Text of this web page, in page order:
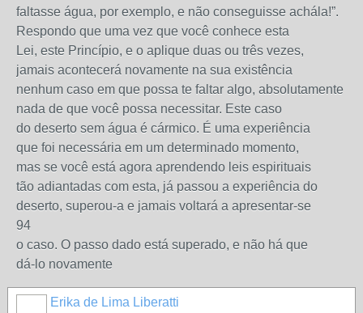
faltasse água, por exemplo, e não conseguisse achála!”.
Respondo que uma vez que você conhece esta
Lei, este Princípio, e o aplique duas ou três vezes,
jamais acontecerá novamente na sua existência
nenhum caso em que possa te faltar algo, absolutamente
nada de que você possa necessitar. Este caso
do deserto sem água é cármico. É uma experiência
que foi necessária em um determinado momento,
mas se você está agora aprendendo leis espirituais
tão adiantadas com esta, já passou a experiência do
deserto, superou-a e jamais voltará a apresentar-se
94
o caso. O passo dado está superado, e não há que
dá-lo novamente
Erika de Lima Liberatti